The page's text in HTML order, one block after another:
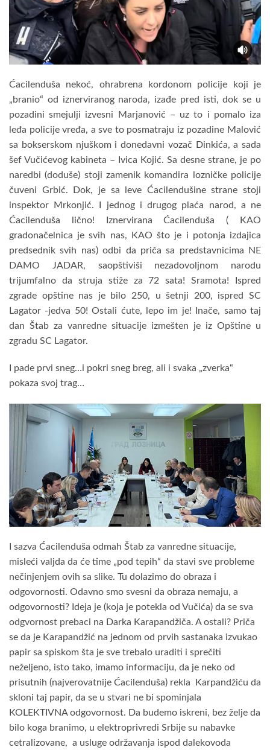
Ćacilenduša nekoć, ohrabrena kordonom policije koji je
„branio“ od iznerviranog naroda, izađe pred isti, dok se u
pozadini smejulji izvesni Marjanović – uz to i pomalo iza
leđa policije vređa, a sve to posmatraju iz pozadine Malović
sa bokserskom njuškom i donedavni vozač Dinkića, a sada
šef Vučićevog kabineta – Ivica Kojić. Sa desne strane, je po
naredbi (doduše) stoji zamenik komandira lozničke policije
čuveni Grbić. Dok, je sa leve Ćacilendušine strane stoji
inspektor Mrkonjić. I jednog i drugog plaća narod, a ne
Ćacilenduša lično! Iznervirana Ćacilenduša ( KAO
gradonačelnica je svih nas, KAO što je i potonja izdajica
predsednik svih nas) odbi da priča sa predstavnicima NE
DAMO JADAR, saopštiviši nezadovoljnom narodu
trijumfalno da struja stiže za 72 sata! Sramota! Ispred
zgrade opštine nas je bilo 250, u šetnji 200, ispred SC
Lagator -jedva 50! Ostali ćute, lepo im je! Inače, samo taj
dan Štab za vanredne situacije izmešten je iz Opštine u
zgradu SC Lagator.
I pade prvi sneg…i pokri sneg breg, ali i svaka „zverka“
pokaza svoj trag…
I sazva Ćacilenduša odmah Štab za vanredne situacije,
misleći valjda da će time „pod tepih“ da stavi sve probleme
nečinjenjem ovih sa slike. Tu dolazimo do obraza i
odgovornosti. Odavno smo svesni da obraza nemaju, a
odgovornosti? Ideja je (koja je potekla od Vučića) da se sva
odgvornost prebaci na Darka Karapandžiča. A ostali? Priča
se da je Karapandžić na jednom od prvih sastanaka izvukao
papir sa spiskom šta je sve trebalo uraditi i sprečiti
neželjeno, isto tako, imamo informaciju, da je neko od
prisutnih (najverovatnije Ćacilenduša) rekla Karpandžiću da
skloni taj papir, da se u stvari ne bi spominjala
KOLEKTIVNA odgovornost. Da budemo iskreni, bez želje da
bilo koga branimo, u elektroprivredi Srbije su nabavke
cetralizovane, a usluge održavanja ispod dalekovoda